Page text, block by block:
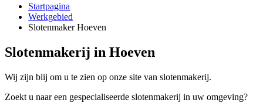
Startpagina
Werkgebied
Slotenmaker Hoeven
Slotenmakerij in Hoeven
Wij zijn blij om u te zien op onze site van slotenmakerij.
Zoekt u naar een gespecialiseerde slotenmakerij in uw omgeving?